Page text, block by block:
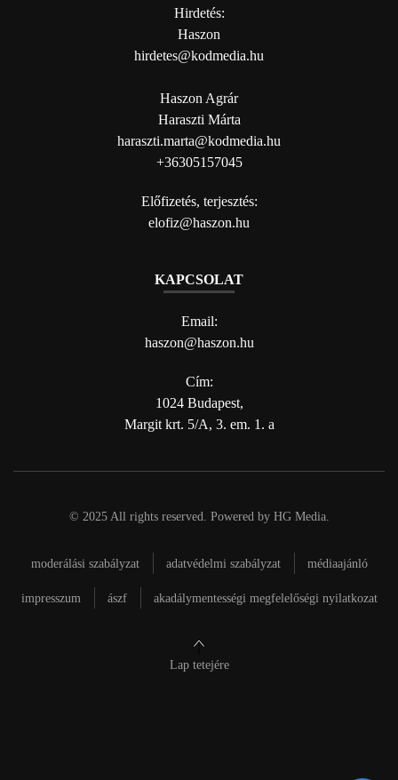
Hirdetés:
Haszon
hirdetes@kodmedia.hu
Haszon Agrár
Haraszti Márta
haraszti.marta@kodmedia.hu
+36305157045
Előfizetés, terjesztés:
elofiz@haszon.hu
KAPCSOLAT
Email:
haszon@haszon.hu
Cím:
1024 Budapest,
Margit krt. 5/A, 3. em. 1. a
© 2025 All rights reserved. Powered by HG Media.
moderálási szabályzat adatvédelmi szabályzat médiaajánló
impresszum ászf akadálymentességi megfelelőségi nyilatkozat
Lap tetejére